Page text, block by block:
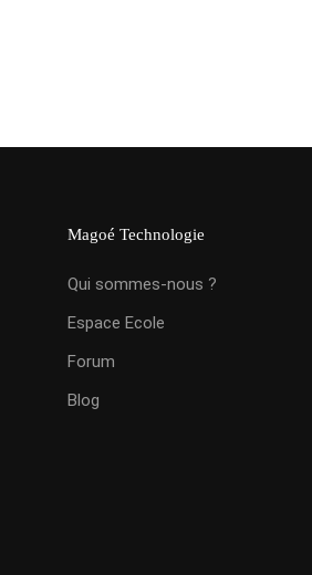
Magoé Technologie
Qui sommes-nous ?
Espace Ecole
Forum
Blog